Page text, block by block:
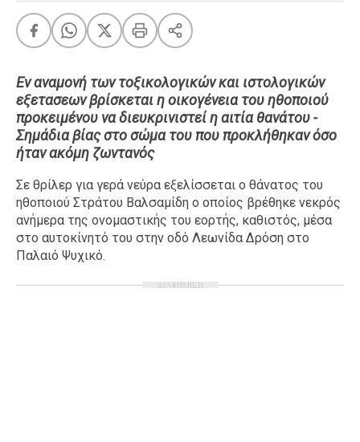
OMG LOL
Xmas
LIFE
Food
Body+Mind
Ταξίδια
Style
Σπίτι
Σχέσεις
Εν αναμονή των τοξικολογικών και ιστολογικών
εξετασεων βρίσκεται η οικογένεια του ηθοποιού
προκειμένου να διευκρινιστεί η αιτία θανάτου -
Σημάδια βίας στο σώμα του που προκλήθηκαν όσο
ήταν ακόμη ζωντανός
Σε θρίλερ για γερά νεύρα εξελίσσεται ο θάνατος του
ηθοποιού Στράτου Βαλσαμίδη ο οποίος βρέθηκε νεκρός
ανήμερα της ονομαστικής του εορτής, καθιστός, μέσα
στο αυτοκίνητό του στην οδό Λεωνίδα Δρόση στο
Παλαιό Ψυχικό.
ΔΙΑΦΗΜΙΣΗ